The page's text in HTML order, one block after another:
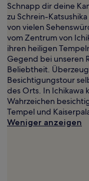
Schnapp dir deine
zu Schrein-
von vielen
vom Zentrum von
ihren heiligen
Gegend bei unseren
Beliebtheit.
Besichtigungstour
des Orts. In Ichikawa
Wahrzeichen
Tempel und
Weniger anzeigen